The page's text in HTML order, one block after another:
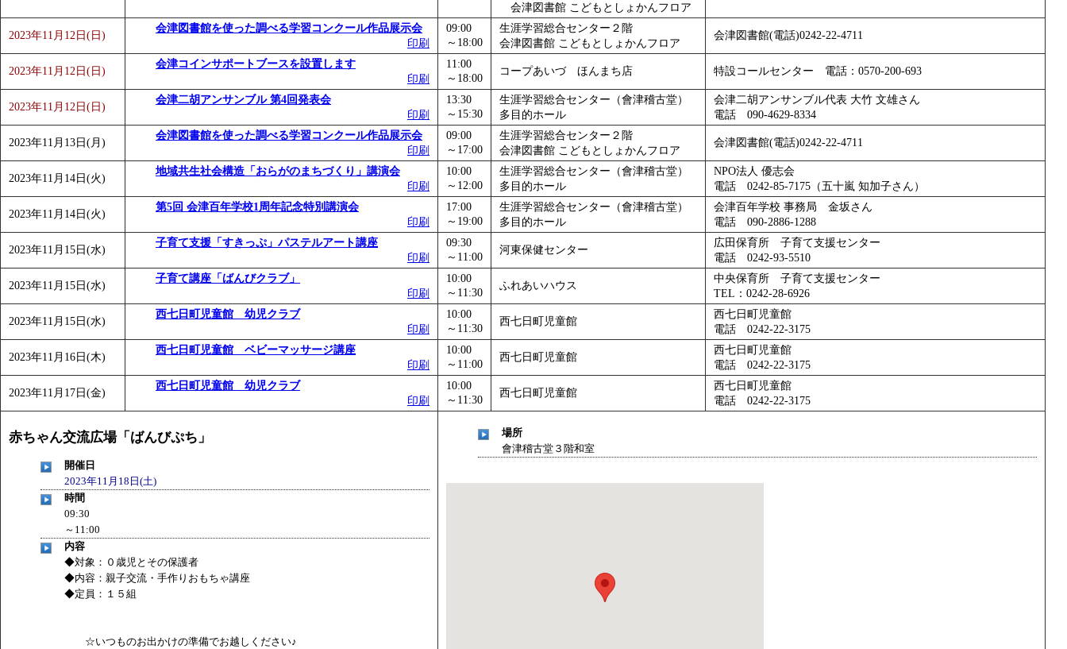
会津図書館 こどもとしょかんフロア
2023年11月12日(日)
会津図書館を使った調べる学習コンクール作品展示会
印刷
09:00
～18:00
生涯学習総合センター２階
会津図書館 こどもとしょかんフロア
会津図書館(電話)0242-22-4711
2023年11月12日(日)
会津コインサポートブースを設置します
印刷
11:00
～18:00
コープあいづ ほんまち店 特設コールセンター 電話：0570-200-693
2023年11月12日(日)
会津二胡アンサンブル 第4回発表会
印刷
13:30
～15:30
生涯学習総合センター（會津稽古堂）
多目的ホール
会津二胡アンサンブル代表 大竹 文雄さん
電話 090-4629-8334
2023年11月13日(月)
会津図書館を使った調べる学習コンクール作品展示会
印刷
09:00
～17:00
生涯学習総合センター２階
会津図書館 こどもとしょかんフロア
会津図書館(電話)0242-22-4711
2023年11月14日(火)
地域共生社会構造「おらがのまちづくり」講演会
印刷
10:00
～12:00
生涯学習総合センター（會津稽古堂）
多目的ホール
NPO法人 優志会
電話 0242-85-7175（五十嵐 知加子さん）
2023年11月14日(火)
第5回 会津百年学校1周年記念特別講演会
印刷
17:00
～19:00
生涯学習総合センター（會津稽古堂）
多目的ホール
会津百年学校 事務局 金坂さん
電話 090-2886-1288
2023年11月15日(水)
子育て支援「すきっぷ」パステルアート講座
印刷
09:30
～11:00
河東保健センター
広田保育所 子育て支援センター
電話 0242-93-5510
2023年11月15日(水)
子育て講座「ばんびクラブ」
印刷
10:00
～11:30
ふれあいハウス
中央保育所 子育て支援センター
TEL：0242-28-6926
2023年11月15日(水)
西七日町児童館 幼児クラブ
印刷
10:00
～11:30
西七日町児童館
西七日町児童館
電話 0242-22-3175
2023年11月16日(木)
西七日町児童館 ベビーマッサージ講座
印刷
10:00
～11:00
西七日町児童館
西七日町児童館
電話 0242-22-3175
2023年11月17日(金)
西七日町児童館 幼児クラブ
印刷
10:00
～11:30
西七日町児童館
西七日町児童館
電話 0242-22-3175
赤ちゃん交流広場「ばんびぷち」
開催日
2023年11月18日(土)
時間
09:30
～11:00
内容
◆対象：０歳児とその保護者
◆内容：親子交流・手作りおもちゃ講座
◆定員：１５組
☆いつものお出かけの準備でお越しください♪
場所
會津稽古堂３階和室